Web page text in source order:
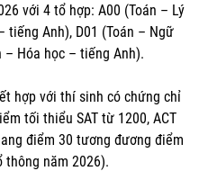
với 4 tổ hợp: A00 (Toán – Lý
tiếng Anh), D01 (Toán – Ngữ
– Hóa học – tiếng Anh).
hợp với thí sinh có chứng chỉ
tối thiểu SAT từ 1200, ACT
điểm 30 tương đương điểm
năm 2026).